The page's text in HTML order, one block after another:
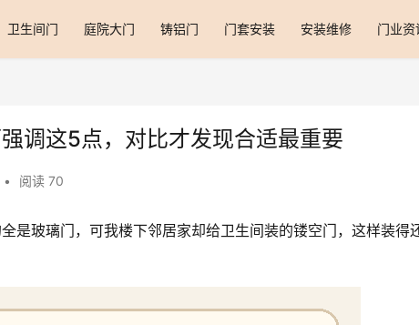
卫生间门 庭院大门 铸铝门 门套安装 安装维修 门业资
调这5点，对比才发现合适最重要
• 阅读 70
是玻璃门，可我楼下邻居家却给卫生间装的镂空门，这样装得